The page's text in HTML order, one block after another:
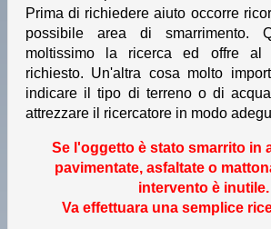
Prima di richiedere aiuto occorre
possibile area di smarrimento.
moltissimo la ricerca ed offre al
richiesto. Un'altra cosa molto
indicare il tipo di terreno o di
attrezzare il ricercatore in modo
Se l'oggetto è stato smarrito in
pavimentate, asfaltate o
intervento è inutile.
Va effettuara una semplice